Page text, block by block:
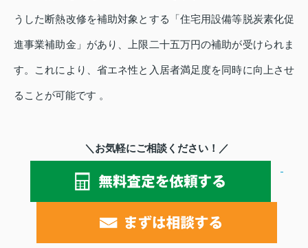
うした断熱改修を補助対象とする「住宅用設備等脱炭素化促
進事業補助金」があり、上限二十五万円の補助が受けられま
す。これにより、省エネ性と入居者満足度を同時に向上させ
ることが可能です 。
＼お気軽にご相談ください！／